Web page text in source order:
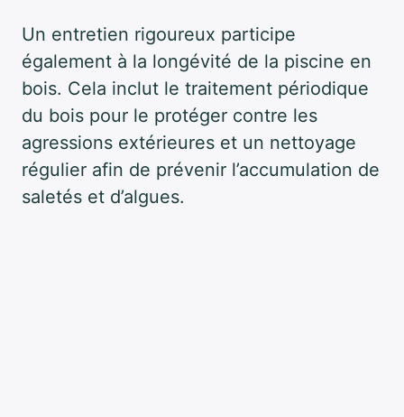
Un entretien rigoureux participe
également à la longévité de la piscine en
bois. Cela inclut le traitement périodique
du bois pour le protéger contre les
agressions extérieures et un nettoyage
régulier afin de prévenir l’accumulation de
saletés et d’algues.